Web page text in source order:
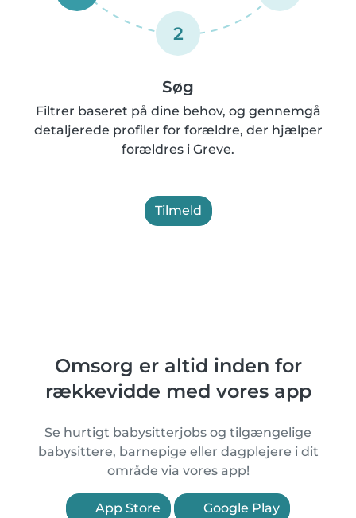
2
Søg
Filtrer baseret på dine behov, og gennemgå
detaljerede profiler for forældre, der hjælper
forældres i Greve.
Tilmeld
Omsorg er altid inden for
rækkevidde med vores app
Se hurtigt babysitterjobs og tilgængelige
babysittere, barnepige eller dagplejere i dit
område via vores app!
App Store Google Play